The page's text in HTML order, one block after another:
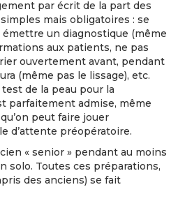
par écrit de la part des
mais obligatoires : se
un diagnostique (même
aux patients, ne pas
ouvertement avant, pendant
(même pas le lissage), etc.
de la peau pour la
parfaitement admise, même
peut faire jouer
d’attente préopératoire.
« senior » pendant au moins
Toutes ces préparations,
des anciens) se fait